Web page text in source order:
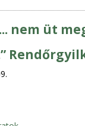
... nem üt